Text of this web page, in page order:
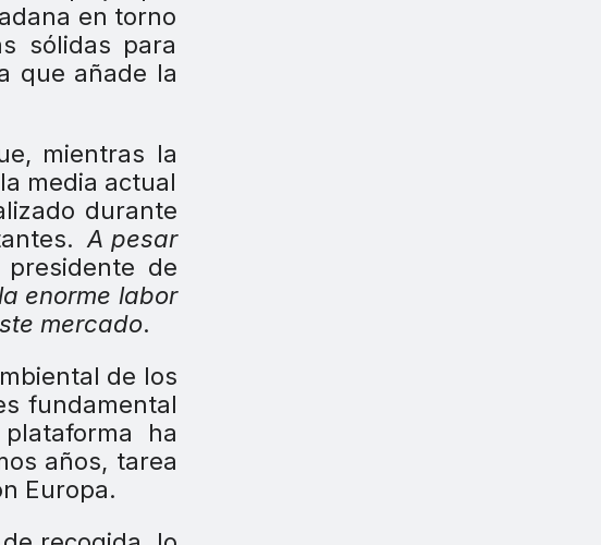
en torno
sólidas para
que añade la
mientras la
media actual
durante
A pesar
de
enorme labor
mercado.
de los
fundamental
ha
años, tarea
Europa.